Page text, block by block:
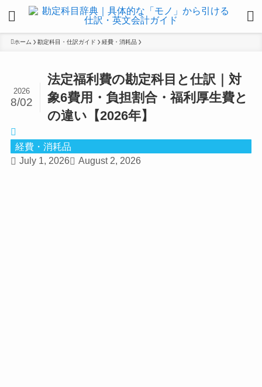
ホーム 勘定科目・仕訳ガイド 経費・消耗品
法定福利費の勘定科目と仕訳｜対
象6費用・負担割合・福利厚生費と
の違い【2026年】
2026
8/02
経費・消耗品
July 1, 2026
August 2, 2026